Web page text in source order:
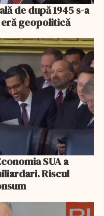
de după 1945 s-a
geopolitică
SUA a
Riscul